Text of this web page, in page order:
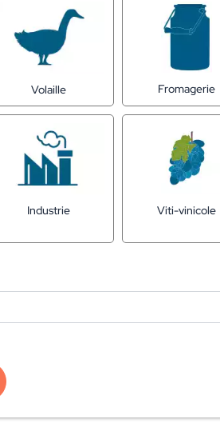
Volaille Fromagerie
Industrie Viti-vinicole